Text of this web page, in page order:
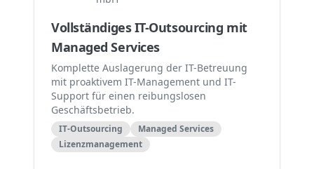
Vollständiges IT-Outsourcing mit
Managed Services
Komplette Auslagerung der IT-Betreuung
mit proaktivem IT-Management und IT-
Support für einen reibungslosen
Geschäftsbetrieb.
IT-Outsourcing
Managed Services
Lizenzmanagement